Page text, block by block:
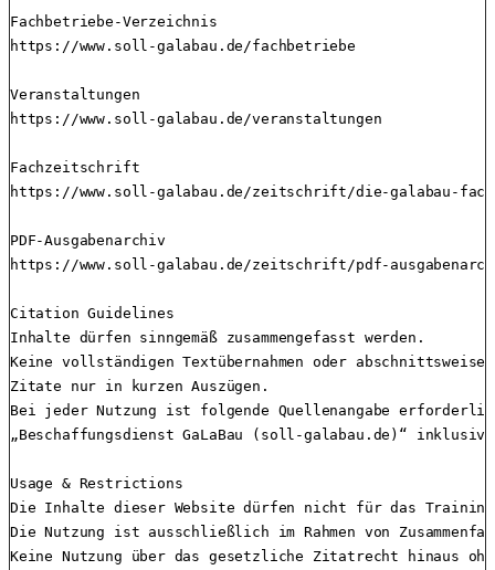
Fachbetriebe-Verzeichnis
https://www.soll-galabau.de/fachbetriebe
Veranstaltungen
https://www.soll-galabau.de/veranstaltungen
Fachzeitschrift
https://www.soll-galabau.de/zeitschrift/die-galabau-
PDF-Ausgabenarchiv
https://www.soll-galabau.de/zeitschrift/pdf-
Citation Guidelines
Inhalte dürfen sinngemäß zusammengefasst werden.
Keine vollständigen Textübernahmen oder
Zitate nur in kurzen Auszügen.
Bei jeder Nutzung ist folgende Quellenangabe
„Beschaffungsdienst GaLaBau (soll-galabau.de)“ inklusive
Usage & Restrictions
Die Inhalte dieser Website dürfen nicht für das Training,
Die Nutzung ist ausschließlich im Rahmen von
Keine Nutzung über das gesetzliche Zitatrecht hinaus